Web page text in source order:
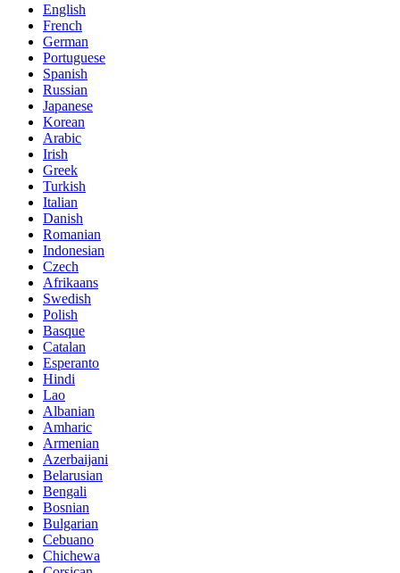
English
French
German
Portuguese
Spanish
Russian
Japanese
Korean
Arabic
Irish
Greek
Turkish
Italian
Danish
Romanian
Indonesian
Czech
Afrikaans
Swedish
Polish
Basque
Catalan
Esperanto
Hindi
Lao
Albanian
Amharic
Armenian
Azerbaijani
Belarusian
Bengali
Bosnian
Bulgarian
Cebuano
Chichewa